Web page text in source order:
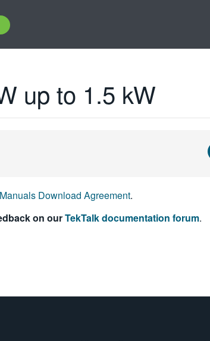
up to 1.5 kW
Manuals Download Agreement.
on ourTekTalk documentation forum.